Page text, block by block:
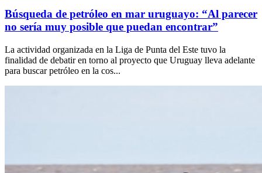
Búsqueda de petróleo en mar uruguayo: “Al parecer
no sería muy posible que puedan encontrar”
La actividad organizada en la Liga de Punta del Este tuvo la
finalidad de debatir en torno al proyecto que Uruguay lleva adelante
para buscar petróleo en la cos...